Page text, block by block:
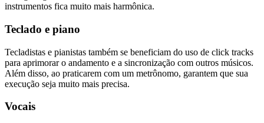
instrumentos fica muito mais harmônica.
Teclado e piano
Tecladistas e pianistas também se beneficiam do uso de click tracks
para aprimorar o andamento e a sincronização com outros músicos.
Além disso, ao praticarem com um metrônomo, garantem que sua
execução seja muito mais precisa.
Vocais